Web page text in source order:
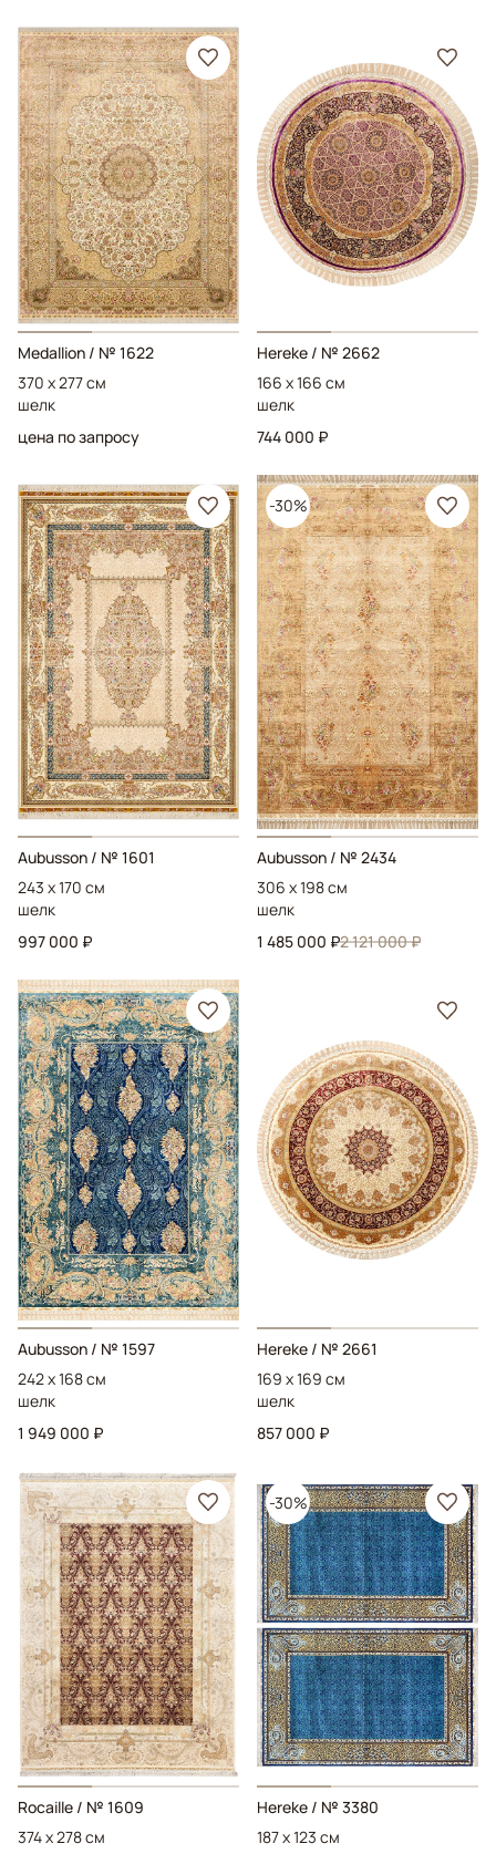
Medallion / № 1622
370 x 277 см
шелк
цена по запросу
Hereke / № 2662
166 x 166 см
шелк
744 000 ₽
Aubusson / № 1601
243 x 170 см
шелк
997 000 ₽
-30%
Aubusson / № 2434
306 x 198 см
шелк
1 485 000 ₽2 121 000 ₽
Aubusson / № 1597
242 x 168 см
шелк
1 949 000 ₽
Hereke / № 2661
169 x 169 см
шелк
857 000 ₽
Rocaille / № 1609
374 x 278 см
-30%
Hereke / № 3380
187 x 123 см